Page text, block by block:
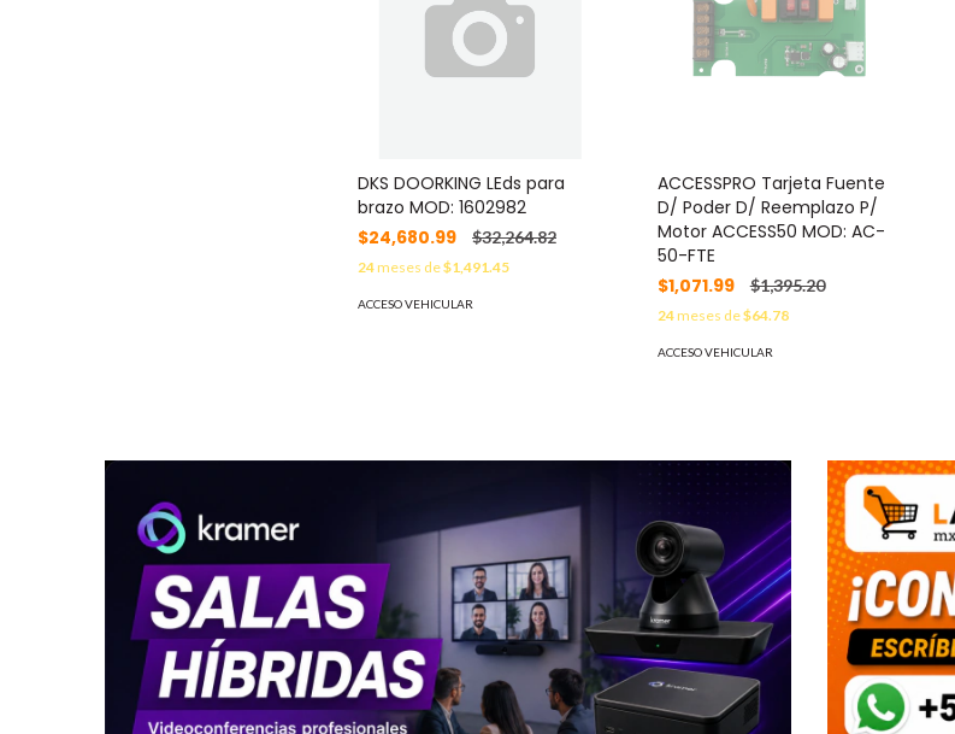
DKS DOORKING LEds para
brazo MOD: 1602982
$24,680.99
$32,264.82
24meses de$1,491.45
ACCESO VEHICULAR
ACCESSPRO Tarjeta Fuente
D/ Poder D/ Reemplazo P/
Motor ACCESS50 MOD: AC-
50-FTE
$1,071.99
$1,395.20
24meses de$64.78
ACCESO VEHICULAR